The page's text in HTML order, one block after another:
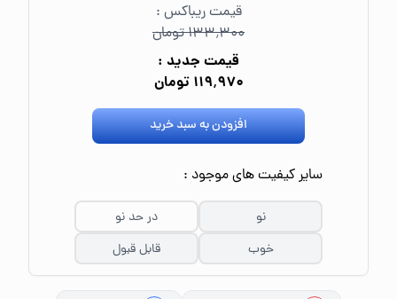
قیمت ریباکس :
۱۳۳٬۳۰۰ تومان
قیمت جدید :
۱۱۹٬۹۷۰ تومان
افزودن به سبد خرید
سایر کیفیت های موجود :
نو
در حد نو
خوب
قابل قبول